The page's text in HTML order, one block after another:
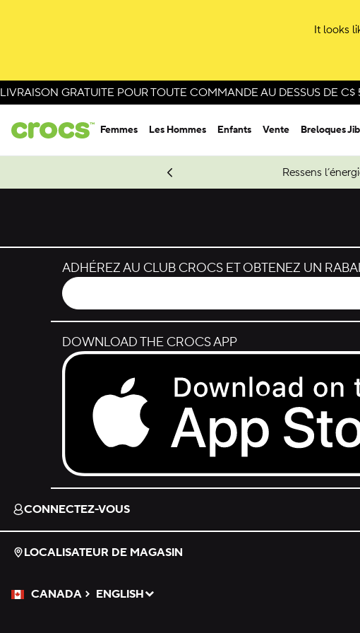
It looks
LIVRAISON GRATUITE POUR TOUTE COMMANDE AU DESSUS DE C$
Femmes Les Hommes Enfants Vente Breloques
Ressens
Magasinez Spider-Man
ADHÉREZ AU CLUB CROCS ET OBTENEZ UN
DOWNLOAD THE CROCS APP
Download on the App Store.
CONNECTEZ-VOUS
LOCALISATEUR DE MAGASIN
CANADA
Veuillez sélectionner une langue
ENGLISH
Sélectionné